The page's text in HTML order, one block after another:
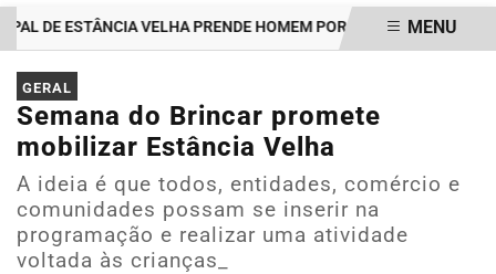
DE ESTÂNCIA VELHA PRENDE HOMEM POR TENTATIVA DE
EM ALTA
MENU
GERAL
Semana do Brincar promete
mobilizar Estância Velha
A ideia é que todos, entidades, comércio e
comunidades possam se inserir na
programação e realizar uma atividade
voltada às crianças_